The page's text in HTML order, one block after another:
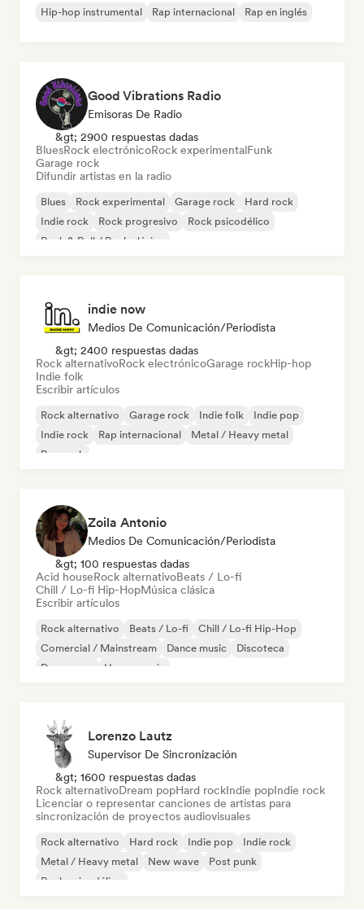
Hip-hop instrumental
Rap internacional Rap en inglés
Good Vibrations Radio
Emisoras De Radio
&gt; 2900 respuestas dadas
BluesRock electrónicoRock experimentalFunk
Garage rock
Difundir artistas en la radio
Blues Rock experimental Garage rock
Hard rock
Indie rock
Rock progresivo
Rock psicodélico
Rock & Roll / Rock clásico
indie now
Medios De Comunicación/Periodista
&gt; 2400 respuestas dadas
Rock alternativoRock electrónicoGarage rockHip-hop
Indie folk
Escribir artículos
Rock alternativo Garage rock Indie folk
Indie pop
Indie rock
Rap internacional
Metal / Heavy metal
Pop rock
Zoila Antonio
Medios De Comunicación/Periodista
&gt; 100 respuestas dadas
Acid houseRock alternativoBeats / Lo-fi
Chill / Lo-fi Hip-HopMúsica clásica
Escribir artículos
Rock alternativo Beats / Lo-fi
Chill / Lo-fi Hip-Hop
Comercial / Mainstream
Dance music
Discoteca
Dream pop
House music
Lorenzo Lautz
Supervisor De Sincronización
&gt; 1600 respuestas dadas
Rock alternativoDream popHard rockIndie popIndie rock
Licenciar o representar canciones de artistas para
sincronización de proyectos audiovisuales
Rock alternativo Hard rock Indie pop
Indie rock
Metal / Heavy metal
New wave
Post punk
Rock psicodélico